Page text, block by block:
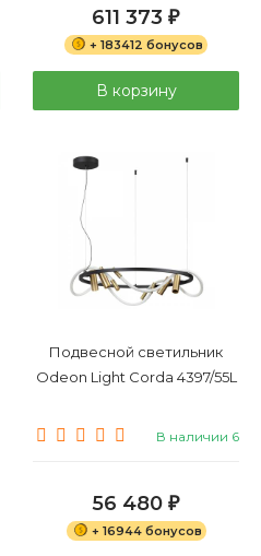
611 373 ₽
+ 183412 бонусов
В корзину
Подвесной светильник
Odeon Light Corda 4397/55L
В наличии 6
56 480 ₽
+ 16944 бонусов